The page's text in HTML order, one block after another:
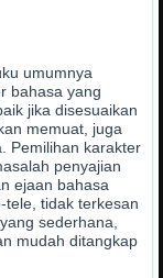
umumnya
bahasa yang
jika disesuaikan
memuat, juga
Pemilihan karakter
penyajian
ejaan bahasa
tele, tidak terkesan
sederhana,
mudah ditangkap